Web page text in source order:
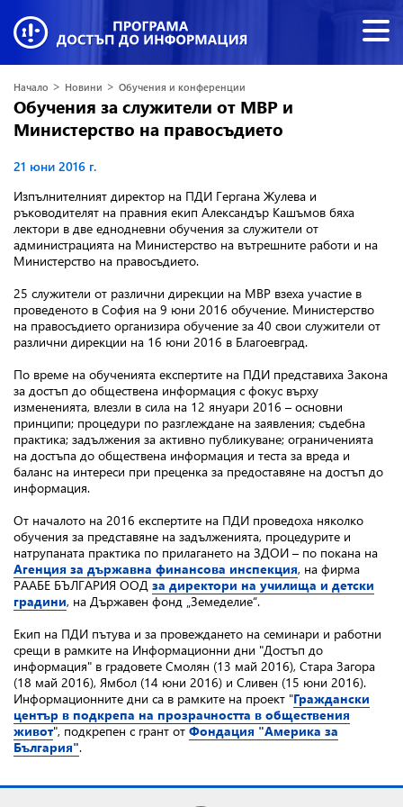
Начало > Новини > Обучения и конференции
Обучения за служители от МВР и
Министерство на правосъдието
21 юни 2016 г.
Изпълнителният директор на ПДИ Гергана Жулева и
ръководителят на правния екип Александър Кашъмов бяха
лектори в две еднодневни обучения за служители от
администрацията на Министерство на вътрешните работи и на
Министерство на правосъдието.
25 служители от различни дирекции на МВР взеха участие в
проведеното в София на 9 юни 2016 обучение. Министерство
на правосъдието организира обучение за 40 свои служители от
различни дирекции на 16 юни 2016 в Благоевград.
По време на обученията експертите на ПДИ представиха Закона
за достъп до обществена информация с фокус върху
измененията, влезли в сила на 12 януари 2016 – основни
принципи; процедури по разглеждане на заявления; съдебна
практика; задължения за активно публикуване; ограниченията
на достъпа до обществена информация и теста за вреда и
баланс на интереси при преценка за предоставяне на достъп до
информация.
От началото на 2016 експертите на ПДИ проведоха няколко
обучения за представяне на задълженията, процедурите и
натрупаната практика по прилагането на ЗДОИ – по покана на
Агенция за държавна финансова инспекция, на фирма
РААБЕ БЪЛГАРИЯ ООД за директори на училища и детски
градини, на Държавен фонд „Земеделие“.
Екип на ПДИ пътува и за провеждането на семинари и работни
срещи в рамките на Информационни дни "Достъп до
информация" в градовете Смолян (13 май 2016), Стара Загора
(18 май 2016), Ямбол (14 юни 2016) и Сливен (15 юни 2016).
Информационните дни са в рамките на проект "Граждански
център в подкрепа на прозрачността в обществения
живот", подкрепен с грант от Фондация "Америка за
България".